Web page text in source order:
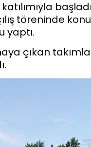
töreninde
yaptı.
çıkan